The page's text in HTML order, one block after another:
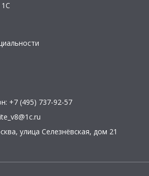
+7 (495) 737-92-57
, улица Селезнёвская, дом 21